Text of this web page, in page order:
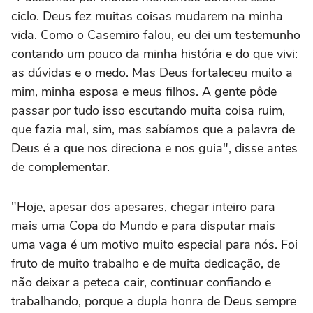
ciclo. Deus fez muitas coisas mudarem na minha
vida. Como o Casemiro falou, eu dei um testemunho
contando um pouco da minha história e do que vivi:
as dúvidas e o medo. Mas Deus fortaleceu muito a
mim, minha esposa e meus filhos. A gente pôde
passar por tudo isso escutando muita coisa ruim,
que fazia mal, sim, mas sabíamos que a palavra de
Deus é a que nos direciona e nos guia", disse antes
de complementar.
"Hoje, apesar dos apesares, chegar inteiro para
mais uma Copa do Mundo e para disputar mais
uma vaga é um motivo muito especial para nós. Foi
fruto de muito trabalho e de muita dedicação, de
não deixar a peteca cair, continuar confiando e
trabalhando, porque a dupla honra de Deus sempre